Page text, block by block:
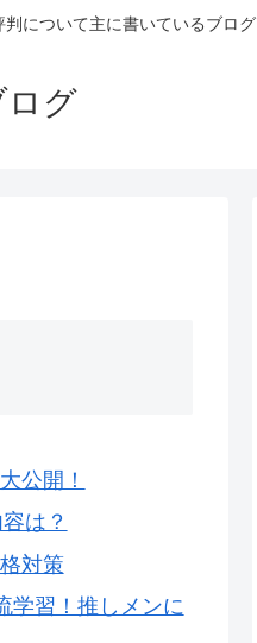
について主に書いているブログ
ログ
公開！
は？
対策
学習！推しメンに